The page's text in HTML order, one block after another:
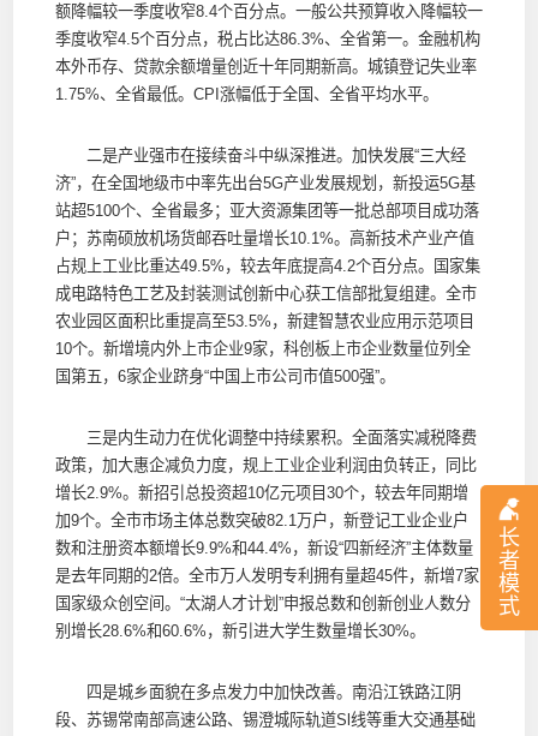
长
者
模
式
额降幅较一季度收窄8.4个百分点。一般公共预算收入降幅较一
季度收窄4.5个百分点，税占比达86.3%、全省第一。金融机构
本外币存、贷款余额增量创近十年同期新高。城镇登记失业率
1.75%、全省最低。CPI涨幅低于全国、全省平均水平。
二是产业强市在接续奋斗中纵深推进。加快发展“三大经
济”，在全国地级市中率先出台5G产业发展规划，新投运5G基
站超5100个、全省最多；亚大资源集团等一批总部项目成功落
户；苏南硕放机场货邮吞吐量增长10.1%。高新技术产业产值
占规上工业比重达49.5%，较去年底提高4.2个百分点。国家集
成电路特色工艺及封装测试创新中心获工信部批复组建。全市
农业园区面积比重提高至53.5%，新建智慧农业应用示范项目
10个。新增境内外上市企业9家，科创板上市企业数量位列全
国第五，6家企业跻身“中国上市公司市值500强”。
三是内生动力在优化调整中持续累积。全面落实减税降费
政策，加大惠企减负力度，规上工业企业利润由负转正，同比
增长2.9%。新招引总投资超10亿元项目30个，较去年同期增
加9个。全市市场主体总数突破82.1万户，新登记工业企业户
数和注册资本额增长9.9%和44.4%，新设“四新经济”主体数量
是去年同期的2倍。全市万人发明专利拥有量超45件，新增7家
国家级众创空间。“太湖人才计划”申报总数和创新创业人数分
别增长28.6%和60.6%，新引进大学生数量增长30%。
四是城乡面貌在多点发力中加快改善。南沿江铁路江阴
段、苏锡常南部高速公路、锡澄城际轨道Sl线等重大交通基础